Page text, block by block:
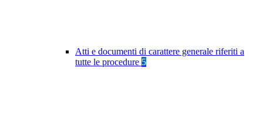
Atti e documenti di carattere generale riferiti a
tutte le procedure 5